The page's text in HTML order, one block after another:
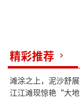
精彩推荐
滩涂之上，泥沙舒
江江滩现惊艳“大